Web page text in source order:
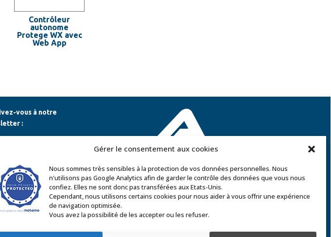
Gérer le consentement aux cookies
Nous sommes très sensibles à la protection de vos données personnelles. Nous
n'utilisons pas Google Analytics afin de garder le contrôle des données que vous nous
confiez. Elles ne sont donc pas transférées aux Etats-Unis.
Cependant, nous utilisons certains cookies pour nous aider à vous offrir une expérience
de navigation optimisée.
Vous avez la possibilité de les accepter ou les refuser.
Contrôleur
autonome
Protege WX avec
Web App
vous à notre
:
Espace installateur
Téléchargements
2 rue Léonard de Vinci – 91220 Le Plessis Pâté
Tél. : 01 60 85 64 62
Email:commercial@accor-solutions.com
Contactez-nous